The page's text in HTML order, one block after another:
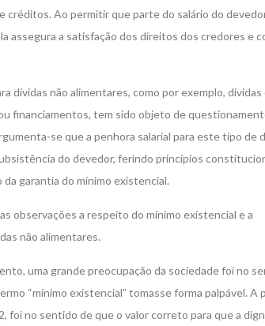
créditos. Ao permitir que parte do salário do
assegura a satisfação dos direitos dos credores e
dívidas não alimentares, como por exemplo, dívidas
financiamentos, tem sido objeto de
se que a penhora salarial para este tipo de
do devedor, ferindo princípios
da garantia do mínimo existencial.
observações a respeito do mínimo existencial e a
não alimentares.
uma grande preocupação da sociedade foi no
“mínimo existencial” tomasse forma palpável. A
foi no sentido de que o valor correto para que a